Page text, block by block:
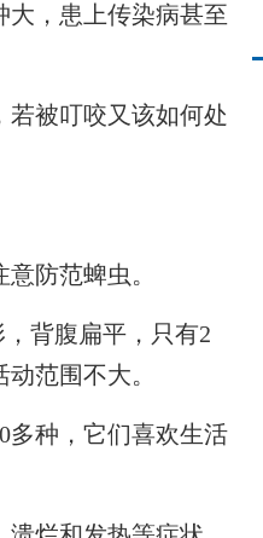
大，患上传染病甚至
被叮咬又该如何处
防范蜱虫。
背腹扁平，只有2
范围不大。
种，它们喜欢生活